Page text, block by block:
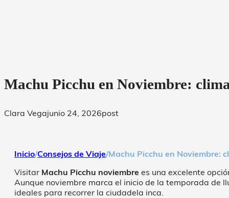
Machu Picchu en Noviembre:
Clara Vegajunio 24, 2026post
Inicio/Consejos de Viaje/Machu Picchu en Noviembre:
Visitar Machu Picchu noviembre es una excelente
Aunque noviembre marca el inicio de la temporada de
ideales para recorrer la ciudadela inca.